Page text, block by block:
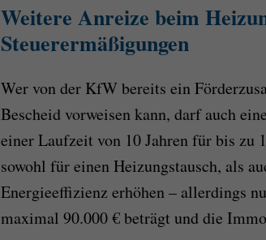
Weitere Anreize beim
Steuerermäßigungen
Wer von der KfW bereits ein
Bescheid vorweisen kann, darf auch
einer Laufzeit von 10 Jahren für bis zu
sowohl für einen Heizungstausch, als
Energieeffizienz erhöhen – allerdings
maximal 90.000 € beträgt und die